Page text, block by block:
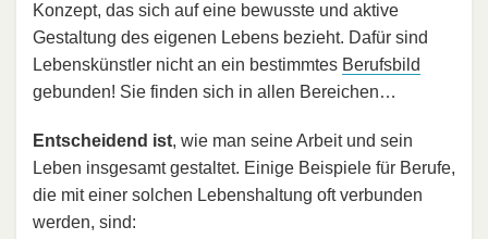
Konzept, das sich auf eine bewusste und aktive
Gestaltung des eigenen Lebens bezieht. Dafür sind
Lebenskünstler nicht an ein bestimmtes Berufsbild
gebunden! Sie finden sich in allen Bereichen…
Entscheidend ist, wie man seine Arbeit und sein
Leben insgesamt gestaltet. Einige Beispiele für Berufe,
die mit einer solchen Lebenshaltung oft verbunden
werden, sind: